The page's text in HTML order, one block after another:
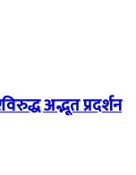
अद्भूत प्रदर्शन